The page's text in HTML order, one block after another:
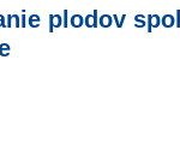
plodov